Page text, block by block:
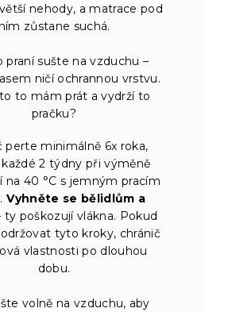
nehody, a matrace pod
zůstane suchá.
praní sušte na vzduchu –
ničí ochrannou vrstvu.
to mám prát a vydrží to
pračku?
perte minimálně 6x roka,
každé 2 týdny při výměně
na 40 °C s jemným pracím
Vyhněte se bělidlům a
ty poškozují vlákna. Pokud
tyto kroky, chránič
vlastnosti po dlouhou
dobu.
volně na vzduchu, aby